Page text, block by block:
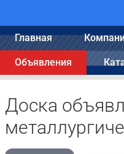
Главная
Объявления
Доска